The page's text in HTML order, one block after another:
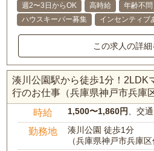
週2〜3日からOK 高時給 年齢不問
ハウスキーパー募集
インセンティブ
この求人の詳
湊川公園駅から徒歩1分！2LDK
行のお仕事（兵庫県神戸市兵庫
時給 1,500〜1,860円 、交
勤務地
湊川公園 徒歩1分
（兵庫県神戸市兵庫区